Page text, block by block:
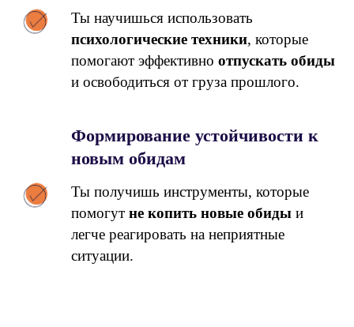
Ты научишься использовать
психологические техники, которые
помогают эффективно отпускать обиды
и освободиться от груза прошлого.
Формирование устойчивости к
новым обидам
Ты получишь инструменты, которые
помогут не копить новые обиды и
легче реагировать на неприятные
ситуации.